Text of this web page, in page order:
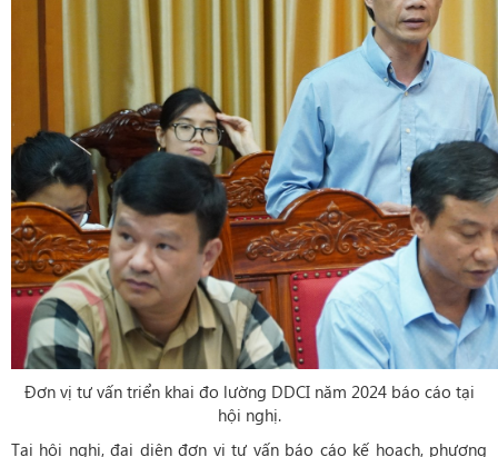
Đơn vị tư vấn triển khai đo lường DDCI năm 2024 báo cáo tại
hội nghị.
Tại hội nghị, đại diện đơn vị tư vấn báo cáo kế hoạch, phương